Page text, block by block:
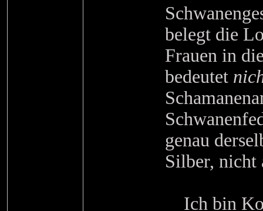
belegt die
Frauen in
bedeutet
genau
Silber, nicht
Ich bin